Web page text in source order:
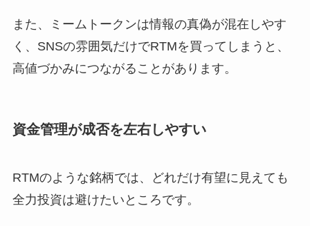
また、ミームトークンは情報の真偽が混在しやす
く、SNSの雰囲気だけでRTMを買ってしまうと、
高値づかみにつながることがあります。
資金管理が成否を左右しやすい
RTMのような銘柄では、どれだけ有望に見えても
全力投資は避けたいところです。